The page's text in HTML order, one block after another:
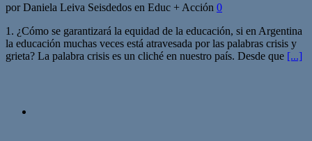
por Daniela Leiva Seisdedos en Educ + Acción 0
1. ¿Cómo se garantizará la equidad de la educación, si en Argentina
la educación muchas veces está atravesada por las palabras crisis y
grieta? La palabra crisis es un cliché en nuestro país. Desde que [...]